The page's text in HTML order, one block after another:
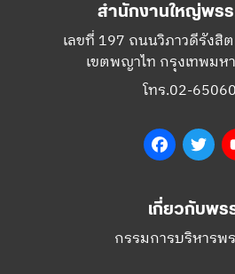
สำนักงานใหญ่พรร
เลขที่ 197 ถนนวิภาวดีรังสิ
เขตพญาไท กรุงเทพมห
โทร.02-
เกี่ยวกับพร
กรรมการบริหารพ